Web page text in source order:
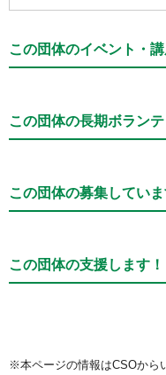
この団体のイベント・
この団体の長期ボラン
この団体の募集していま
この団体の支援します！
※本ページの情報はCSOから